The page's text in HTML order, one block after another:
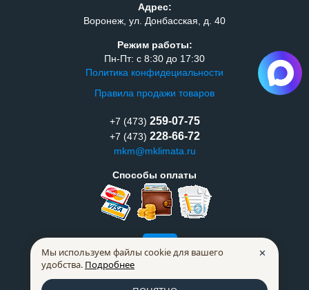
Адрес:
Воронеж, ул. Донбасская, д. 40
Режим работы:
Пн-Пт: с 8:30 до 17:30
Политика конфидециальности
Правила продажи товаров
+7 (473) 259-07-75
+7 (473) 228-66-72
mkm@mklimata.ru
Способы оплаты
Мы используем файлы cookie для вашего
удобства. Подробнее
✕